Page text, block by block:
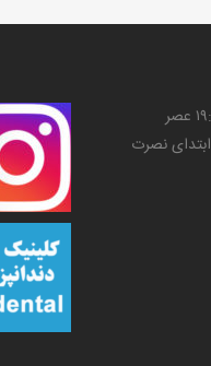
نصرت